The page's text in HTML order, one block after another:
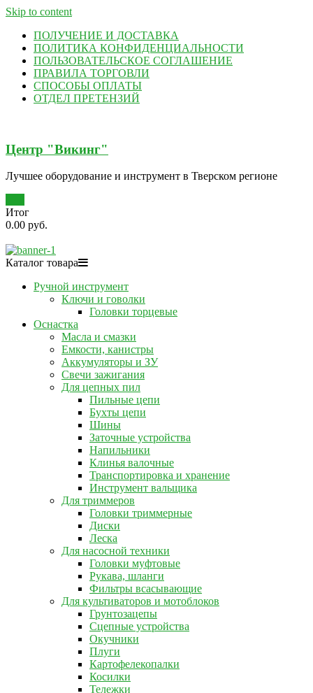
Skip to content
ПОЛУЧЕНИЕ И ДОСТАВКА
ПОЛИТИКА КОНФИДЕНЦИАЛЬНОСТИ
ПОЛЬЗОВАТЕЛЬСКОЕ СОГЛАШЕНИЕ
ПРАВИЛА ТОРГОВЛИ
СПОСОБЫ ОПЛАТЫ
ОТДЕЛ ПРЕТЕНЗИЙ
Центр "Викинг"
Лучшее оборудование и инструмент в Тверском регионе
Итог
0.00 руб.
Каталог товара
Ручной инструмент
Ключи и говолки
Головки торцевые
Оснастка
Масла и смазки
Емкости, канистры
Аккумуляторы и ЗУ
Свечи зажигания
Для цепных пил
Пильные цепи
Бухты цепи
Шины
Заточные устройства
Напильники
Клинья валочные
Транспортировка и хранение
Инструмент вальщика
Для триммеров
Головки триммерные
Диски
Леска
Для насосной техники
Головки муфтовые
Рукава, шланги
Фильтры всасывающие
Для культиваторов и мотоблоков
Грунтозацепы
Сцепные устройства
Окучники
Плуги
Картофелекопалки
Косилки
Тележки